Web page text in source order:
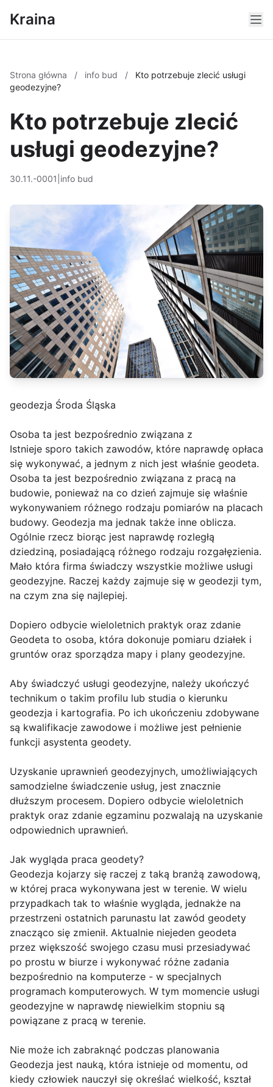
Kraina
Strona główna / info bud /
Kto potrzebuje zlecić usługi
geodezyjne?
Kto potrzebuje zlecić
usługi geodezyjne?
30.11.-0001 info bud
geodezja Środa Śląska
Osoba ta jest bezpośrednio związana z
Istnieje sporo takich zawodów, które naprawdę opłaca
się wykonywać, a jednym z nich jest właśnie geodeta.
Osoba ta jest bezpośrednio związana z pracą na
budowie, ponieważ na co dzień zajmuje się właśnie
wykonywaniem różnego rodzaju pomiarów na placach
budowy. Geodezja ma jednak także inne oblicza.
Ogólnie rzecz biorąc jest naprawdę rozległą
dziedziną, posiadającą różnego rodzaju rozgałęzienia.
Mało która firma świadczy wszystkie możliwe usługi
geodezyjne. Raczej każdy zajmuje się w geodezji tym,
na czym zna się najlepiej.
Dopiero odbycie wieloletnich praktyk oraz zdanie
Geodeta to osoba, która dokonuje pomiaru działek i
gruntów oraz sporządza mapy i plany geodezyjne.
Aby świadczyć usługi geodezyjne, należy ukończyć
technikum o takim profilu lub studia o kierunku
geodezja i kartografia. Po ich ukończeniu zdobywane
są kwalifikacje zawodowe i możliwe jest pełnienie
funkcji asystenta geodety.
Uzyskanie uprawnień geodezyjnych, umożliwiających
samodzielne świadczenie usług, jest znacznie
dłuższym procesem. Dopiero odbycie wieloletnich
praktyk oraz zdanie egzaminu pozwalają na uzyskanie
odpowiednich uprawnień.
Jak wygląda praca geodety?
Geodezja kojarzy się raczej z taką branżą zawodową,
w której praca wykonywana jest w terenie. W wielu
przypadkach tak to właśnie wygląda, jednakże na
przestrzeni ostatnich parunastu lat zawód geodety
znacząco się zmienił. Aktualnie niejeden geodeta
przez większość swojego czasu musi przesiadywać
po prostu w biurze i wykonywać różne zadania
bezpośrednio na komputerze - w specjalnych
programach komputerowych. W tym momencie usługi
geodezyjne w naprawdę niewielkim stopniu są
powiązane z pracą w terenie.
Nie może ich zabraknąć podczas planowania
Geodezja jest nauką, która istnieje od momentu, od
kiedy człowiek nauczył się określać wielkość, kształ